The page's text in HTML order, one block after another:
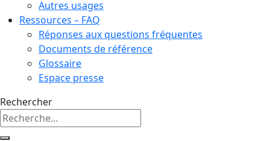
Autres usages
Ressources – FAQ
Réponses aux questions fréquentes
Documents de référence
Glossaire
Espace presse
Rechercher